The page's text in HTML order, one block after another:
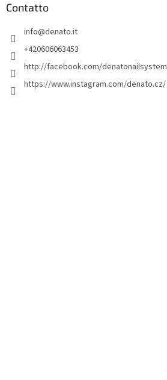
Contatto
info@denato.it
+420606063453
http://facebook.com/denatonailsystem
https://www.instagram.com/denato.cz/